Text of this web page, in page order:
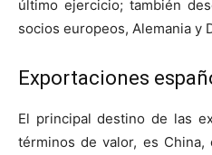
último ejercicio; también
socios europeos, Alemania y
Exportaciones
El principal destino de las
términos de valor, es